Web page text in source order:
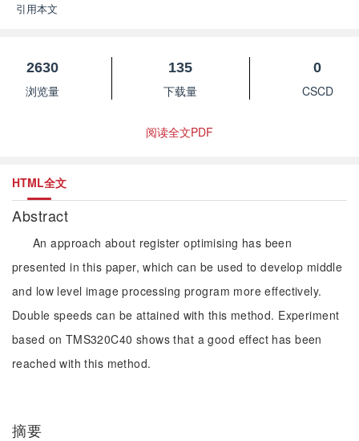
引用本文
2630
浏览量
135
下载量
0
CSCD
阅读全文PDF
HTML全文
Abstract
An approach about register optimising has been
presented in this paper, which can be used to develop middle
and low level image processing program more effectively.
Double speeds can be attained with this method. Experiment
based on TMS320C40 shows that a good effect has been
reached with this method.
摘要